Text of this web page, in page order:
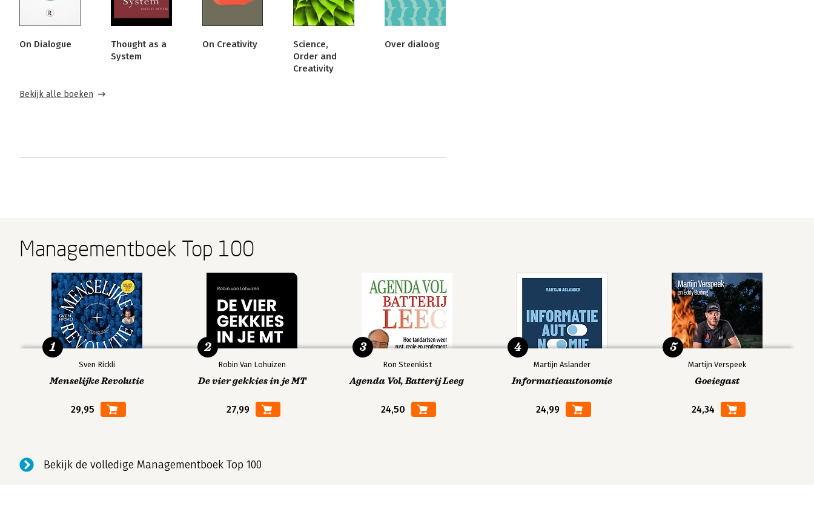
On Dialogue
Thought as a
System
On Creativity
Science,
Order and
Creativity
Over dialoog
Bekijk alle boeken
Managementboek Top 100
Sven Rickli
Menselijke Revolutie
29,95
1
Robin Van Lohuizen
De vier gekkies in je MT
27,99
2
Ron Steenkist
Agenda Vol, Batterij Leeg
24,50
3
Martijn Aslander
Informatieautonomie
24,99
4
Martijn Verspeek
Goeiegast
24,34
5
Bekijk de volledige Managementboek Top 100